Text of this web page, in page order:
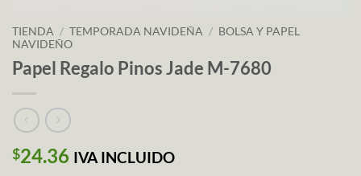
TIENDA / TEMPORADA NAVIDEÑA / BOLSA Y PAPEL
NAVIDEÑO
Papel Regalo Pinos Jade M-7680
$24.36 IVA INCLUIDO